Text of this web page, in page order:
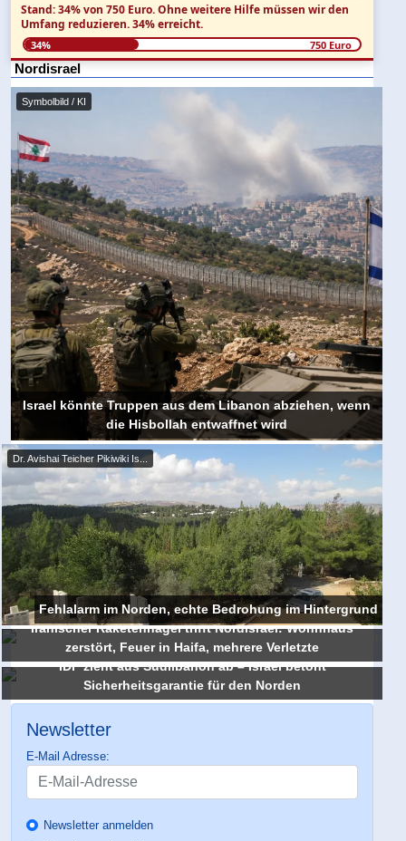
Stand: 34% von 750 Euro.Ohne weitere Hilfe müssen wir den
Umfang reduzieren.34% erreicht.
34% 750 Euro
Nordisrael
Symbolbild / KI
Israel könnte Truppen aus dem Libanon abziehen, wenn
die Hisbollah entwaffnet wird
Dr. Avishai Teicher Pikiwiki Is...
Fehlalarm im Norden, echte Bedrohung im Hintergrund
Iranischer Raketenhagel trifft Nordisrael: Wohnhaus
zerstört, Feuer in Haifa, mehrere Verletzte
IDF zieht aus Südlibanon ab – Israel betont
Sicherheitsgarantie für den Norden
Newsletter
E-Mail Adresse:
Newsletter anmelden